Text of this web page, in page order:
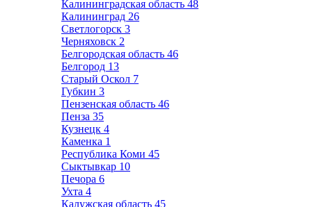
Калининградская область 48
Калининград 26
Светлогорск 3
Черняховск 2
Белгородская область 46
Белгород 13
Старый Оскол 7
Губкин 3
Пензенская область 46
Пенза 35
Кузнецк 4
Каменка 1
Республика Коми 45
Сыктывкар 10
Печора 6
Ухта 4
Калужская область 45